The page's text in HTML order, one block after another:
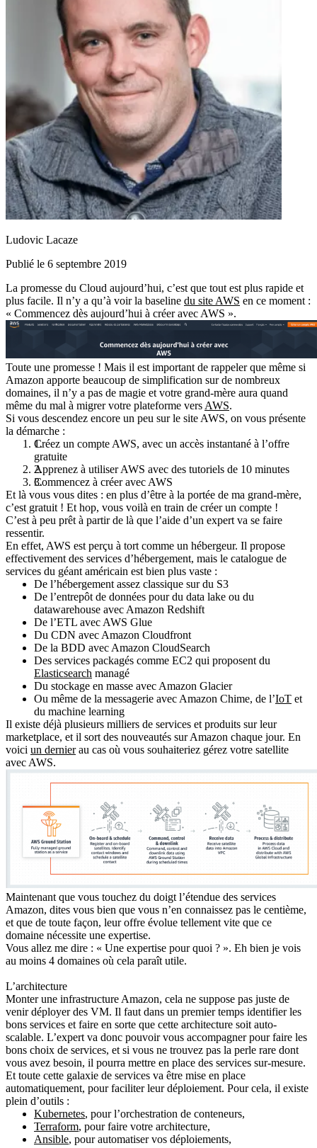
Ludovic Lacaze
Publié le 6 septembre 2019
La promesse du Cloud aujourd’hui, c’est que tout estplus rapide et
plus facile. Il n’y a qu’à voir la baseline du site AWS en ce moment :
« Commencez dès aujourd’hui à créer avec AWS ».
Toute une promesse ! Mais il est important de rappeler que même si
Amazon apporte beaucoup de simplification sur de nombreux
domaines, il n’y a pas de magie et votre grand-mère aura quand
même du mal à migrer votre plateforme vers AWS.
Si vous descendez encore un peu sur le site AWS, on vous présente
la démarche :
Créez un compte AWS, avec un accès instantané à l’offre
gratuite
Apprenez à utiliser AWS avec des tutoriels de 10 minutes
Commencez à créer avec AWS
Et là vous vous dites : en plus d’être à la portée de ma grand-mère,
c’est gratuit ! Et hop, vous voilà en train de créer un compte !
C’est à peu prêt à partir de là que l’aide d’un expert va se faire
ressentir.
En effet, AWS est perçu à tort comme un hébergeur. Il propose
effectivement des services d’hébergement, mais le catalogue de
services du géant américain est bien plus vaste :
De l’hébergement assez classique sur du S3
De l’entrepôt de données pour du data lake ou du
datawarehouse avec Amazon Redshift
De l’ETL avec AWS Glue
Du CDN avec Amazon Cloudfront
De la BDD avec Amazon CloudSearch
Des services packagés comme EC2 qui proposent du
Elasticsearch managé
Du stockage en masse avec Amazon Glacier
Ou même de la messagerie avec Amazon Chime, de l’IoT et
du machine learning
Il existe déjà plusieurs milliers de services et produits sur leur
marketplace, et il sort des nouveautés sur Amazon chaque jour. En
voici un dernierau cas où vous souhaiteriez gérez votre satellite
avec AWS.
Maintenant que vous touchez du doigt l’étendue des services
Amazon, dites vous bien que vous n’en connaissez pas le centième,
et que de toute façon, leur offre évolue tellement vite que ce
domaine nécessite une expertise.
Vous allez me dire : « Une expertise pour quoi ? ». Eh bien je vois
au moins 4 domaines où cela paraît utile.
L’architecture
Monter une infrastructure Amazon, cela ne suppose pas juste de
venir déployer des VM. Il faut dans un premier temps identifier les
bons services et faire en sorte que cette architecture soit auto-
scalable. L’expert va donc pouvoir vous accompagner pour faire les
bons choix de services, et si vous ne trouvez pas la perle rare dont
vous avez besoin, il pourra mettre en place des services sur-mesure.
Et toute cette galaxie de services va être mise en place
automatiquement, pour faciliter leur déploiement. Pour cela, il existe
plein d’outils :
Kubernetes, pour l’orchestration de conteneurs,
Terraform, pour faire votre architecture,
Ansible, pour automatiser vos déploiements,